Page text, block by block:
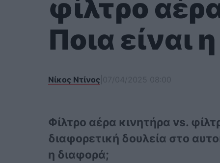
φίλτρο
Ποια είναι
Νίκος Ντίνος
Φίλτρο αέρα κινητήρα vs.
διαφορετική δουλεία στο
η διαφορά;